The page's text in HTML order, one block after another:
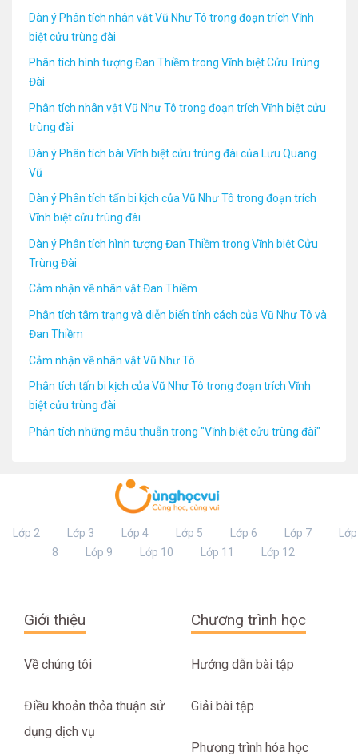
Dàn ý Phân tích nhân vật Vũ Như Tô trong đoạn trích Vĩnh
biệt cửu trùng đài
Phân tích hình tượng Đan Thiềm trong Vĩnh biệt Cửu Trùng
Đài
Phân tích nhân vật Vũ Như Tô trong đoạn trích Vĩnh biệt cửu
trùng đài
Dàn ý Phân tích bài Vĩnh biệt cửu trùng đài của Lưu Quang
Vũ
Dàn ý Phân tích tấn bi kịch của Vũ Như Tô trong đoạn trích
Vĩnh biệt cửu trùng đài
Dàn ý Phân tích hình tượng Đan Thiềm trong Vĩnh biệt Cửu
Trùng Đài
Cảm nhận về nhân vật Đan Thiềm
Phân tích tâm trạng và diễn biến tính cách của Vũ Như Tô và
Đan Thiềm
Cảm nhận về nhân vật Vũ Như Tô
Phân tích tấn bi kịch của Vũ Như Tô trong đoạn trích Vĩnh
biệt cửu trùng đài
Phân tích những mâu thuẫn trong "Vĩnh biệt cửu trùng đài"
Lớp 2 Lớp 3 Lớp 4 Lớp 5 Lớp 6 Lớp 7
Lớp
8
Lớp 9 Lớp 10 Lớp 11 Lớp 12
Giới thiệu
Về chúng tôi
Điều khoản thỏa thuận sử
dụng dịch vụ
Chương trình học
Hướng dẫn bài tập
Giải bài tập
Phương trình hóa học